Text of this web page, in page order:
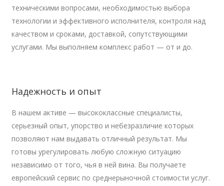
техническими вопросами, необходимостью выбора
технологии и эффективного исполнителя, контроля над
качеством и сроками, доставкой, сопутствующими
услугами. Мы выполняем комплекс работ — от и до.
Надежность и опыт
В нашем активе — высококлассные специалисты,
серьезный опыт, упорство и небезразличие которых
позволяют нам выдавать отличный результат. Мы
готовы урегулировать любую сложную ситуацию
независимо от того, чья в ней вина. Вы получаете
европейский сервис по среднерыночной стоимости услуг.